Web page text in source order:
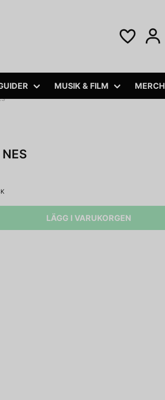
MUSIK & FILM
LÄGG I VARUKORGEN